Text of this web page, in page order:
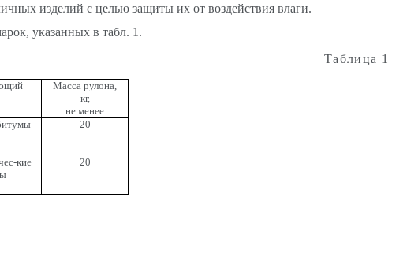
изделий с целью защиты их от воздействия влаги.
указанных в табл. 1.
Таблица 1
Масса рулона,
кг,
не менее
20
кие
20